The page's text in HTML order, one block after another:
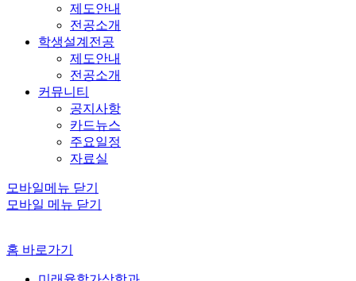
제도안내
전공소개
학생설계전공
제도안내
전공소개
커뮤니티
공지사항
카드뉴스
주요일정
자료실
모바일메뉴 닫기
모바일 메뉴 닫기
홈 바로가기